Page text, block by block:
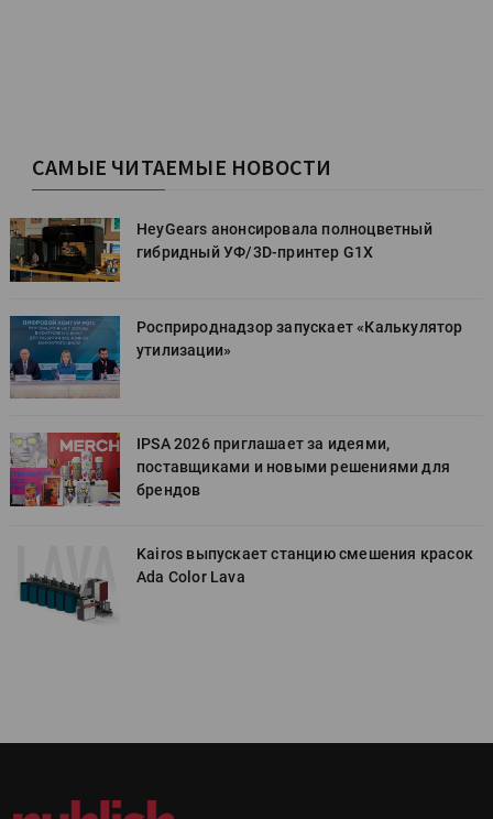
САМЫЕ ЧИТАЕМЫЕ НОВОСТИ
HeyGears анонсировала полноцветный
гибридный УФ/3D-принтер G1X
Росприроднадзор запускает «Калькулятор
утилизации»
IPSA 2026 приглашает за идеями,
поставщиками и новыми решениями для
брендов
Kairos выпускает станцию смешения красок
Ada Color Lava